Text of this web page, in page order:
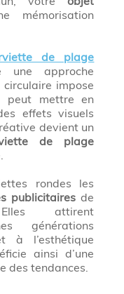
mémorisation
de plage
une approche
impose
peut mettre en
effets visuels
devient un
de plage
rondes les
publicitaires de
attirent
générations
à l’esthétique
ainsi d’une
des tendances.